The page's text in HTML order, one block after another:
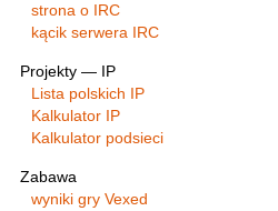
strona o IRC
kącik serwera IRC
Projekty — IP
Lista polskich IP
Kalkulator IP
Kalkulator podsieci
Zabawa
wyniki gry Vexed